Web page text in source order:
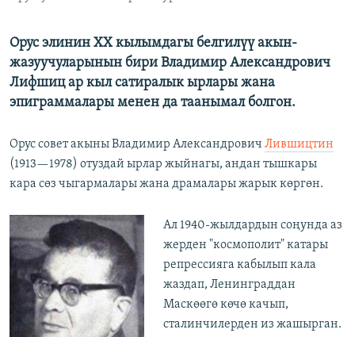
Орус элинин XX кылымдагы белгилүү акын-
жазуучуларынын бири Владимир Александрович
Лифшиц ар кыл сатиралык ырлары жана
эпиграммалары менен да таанымал болгон.
Орус совет акыны Владимир Александрович Лившицтин
(1913—1978) отуздай ырлар жыйнагы, андан тышкары
кара сөз чыгармалары жана драмалары жарык көргөн.
Ал 1940-жылдардын соңунда аз
жерден "космополит" катары
репрессияга кабылып кала
жаздап, Ленинграддан
Маскөөгө көчө качып,
сталинчилерден из жашырган.